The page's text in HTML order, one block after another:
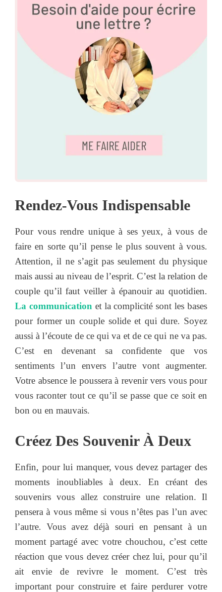
Rendez-Vous Indispensable
Pour vous rendre unique à ses yeux, à vous de
faire en sorte qu’il pense le plus souvent à vous.
Attention, il ne s’agit pas seulement du physique
mais aussi au niveau de l’esprit. C’est la relation de
couple qu’il faut veiller à épanouir au quotidien.
La communication et la complicité sont les bases
pour former un couple solide et qui dure. Soyez
aussi à l’écoute de ce qui va et de ce qui ne va pas.
C’est en devenant sa confidente que vos
sentiments l’un envers l’autre vont augmenter.
Votre absence le poussera à revenir vers vous pour
vous raconter tout ce qu’il se passe que ce soit en
bon ou en mauvais.
Créez Des Souvenir À Deux
Enfin, pour lui manquer, vous devez partager des
moments inoubliables à deux. En créant des
souvenirs vous allez construire une relation. Il
pensera à vous même si vous n’êtes pas l’un avec
l’autre. Vous avez déjà souri en pensant à un
moment partagé avec votre chouchou, c’est cette
réaction que vous devez créer chez lui, pour qu’il
ait envie de revivre le moment. C’est très
important pour construire et faire perdurer votre